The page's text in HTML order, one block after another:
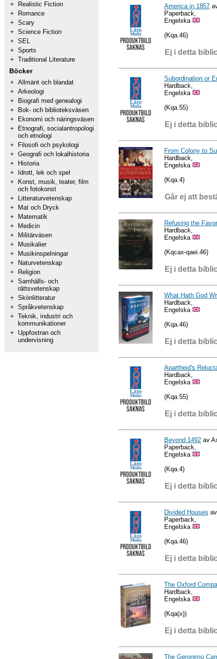
+
Realistic Fiction
+
Romance
+ Scary
+ Science Fiction
+ SEL
+ Sports
+ Traditional Literature
Böcker
+ Allmänt och blandat
+ Arkeologi
+
Biografi med genealogi
+
Bok- och biblioteksväsen
+
Ekonomi och näringsväsen
+
Etnografi, socialantropologi
och etnologi
+
Filosofi och psykologi
+ Geografi och lokalhistoria
+
Historia
+
Idrott, lek och spel
+
Konst, musik, teater, film
och fotokonst
+
Litteraturvetenskap
+
Mat och Dryck
+
Matematik
+
Medicin
+
Militärväsen
+
Musikalier
+
Musikinspelningar
+
Naturvetenskap
+
Religion
+ Samhälls- och
rättsvetenskap
+ Skönlitteratur
+ Språkvetenskap
+ Teknik, industri och
kommunikationer
+
Uppfostran och
undervisning
America in 1857
Paperback,
Engelska
(Kqa.46)
Ej i detta
Subordination or
Hardback,
Engelska
(Kqa.55)
Ej i detta
From Colony to
Hardback,
Engelska
(Kqa.4)
Går ej att
Refusing the Favor
Hardback,
Engelska
(Kqcax-qaei.46)
Ej i detta
What Hath God
Hardback,
Engelska
(Kqa.46)
Ej i detta
Apartheid's
Hardback,
Engelska
(Kqa.55)
Ej i detta
Beyond 1492 av
Paperback,
Engelska
(Kqa.4)
Ej i detta
Divided Houses
Paperback,
Engelska
(Kqa.46)
Ej i detta
The Oxford
Hardback,
Engelska
(Kqa(x))
Ej i detta
The Geronimo